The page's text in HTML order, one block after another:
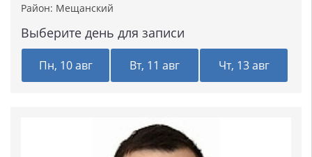
Район: Мещанский
Выберите день для записи
Пн, 10 авг Вт, 11 авг Чт, 13 авг